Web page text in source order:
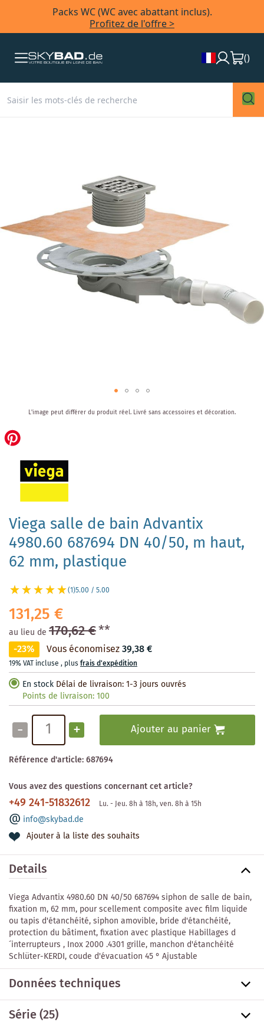
Packs WC (WC avec abattant inclus).
Profitez de l'offre >
()
Viega salle de bain Advantix
4980.60 687694 DN 40/50, m haut,
62 mm, plastique
(1)5.00 / 5.00
131,25 €
au lieu de 170,62 €**
-23% Vous économisez39,38 €
19% VAT incluse , plusfrais d'expédition
En stock Délai de livraison: 1-3 jours ouvrés
Points de livraison:100
- + Ajouter au panier
Référence d'article:687694
Vous avez des questions concernant cet article?
+49 241-51832612 Lu. - Jeu. 8h à 18h, ven. 8h à 15h
info@skybad.de
Ajouter à la liste des souhaits
the
beginning
images
gallery
L'image peut différer du produit réel. Livré sans accessoires et décoration.
Details
Viega Advantix 4980.60 DN 40/50 687694 siphon de salle de bain,
fixation m, 62 mm, pour scellement composite avec film liquide
ou tapis d'étanchéité, siphon amovible, bride d'étanchéité,
protection du bâtiment, fixation avec plastique Habillages d
´interrupteurs , Inox 2000 .4301 grille, manchon d'étanchéité
Schlüter-KERDI, coude d'évacuation 45 ° Ajustable
Données techniques
Série(25)